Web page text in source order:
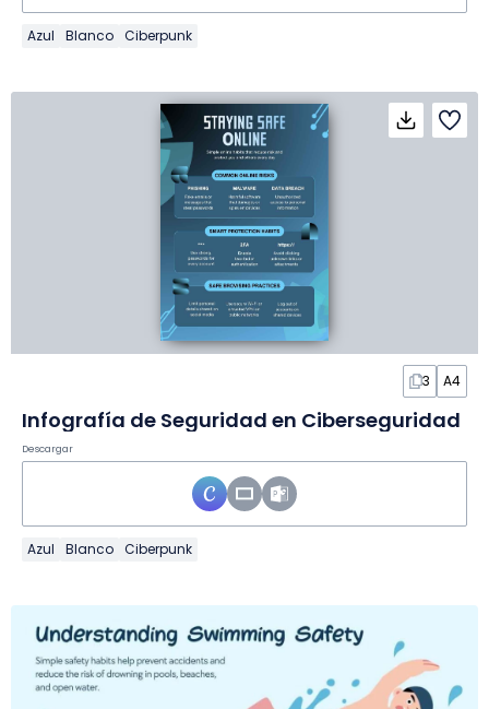
Azul Blanco Ciberpunk
3 A4
Infografía de Seguridad en Ciberseguridad
Descargar
Azul Blanco Ciberpunk